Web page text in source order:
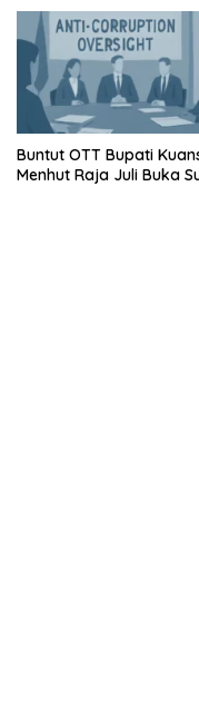
Buntut OTT Bupati
Menhut Raja Juli Buka